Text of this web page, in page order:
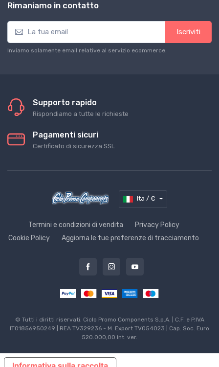
Rimaniamo in contatto
Iscriviti
Inviamo solamente email relative al servizio ecommerce.
Supporto rapido
Rispondiamo a tutte le richieste
Pagamenti sicuri
Certificato di sicurezza SSL
Ita / €
Termini e condizioni di vendita
Privacy Policy
Cookie Policy
Aggiorna le tue preferenze di tracciamento
© Tutti i diritti riservati. Ciclo Promo Components S.p.A. | C.F. e P.IVA
IT01856950249 | REA TV329236 - M. Export TV054023 | Cap. Soc. Euro
520.000,00 int. ver.